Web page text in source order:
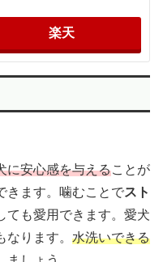
楽天
に安心感を与えることが
きます。噛むことでスト
ても愛用できます。愛犬
なります。 水洗いできる